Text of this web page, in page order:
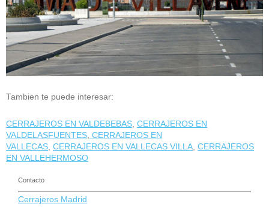
Tambien te puede interesar:
CERRAJEROS EN VALDEBEBAS CERRAJEROS EN
VALDELASFUENTES CERRAJEROS EN
VALLECAS CERRAJEROS EN VALLECAS VILLA CERRAJEROS
EN VALLEHERMOSO
Contacto
Cerrajeros Madrid